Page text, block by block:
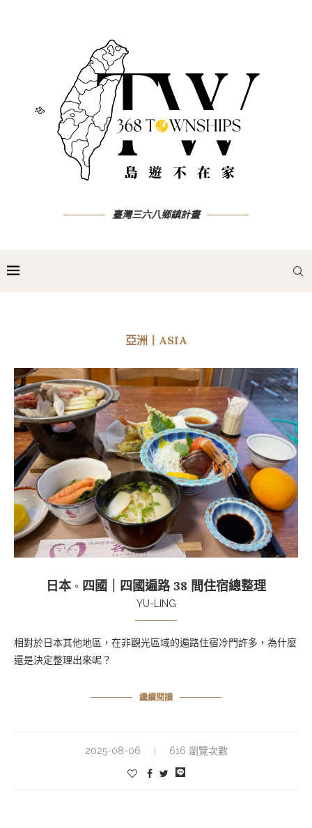
臺灣三六八鄉鎮計畫
亞洲丨ASIA
日本 ◦ 四國｜四國遍路 38 間住宿總整理
YU-LING
相對於日本其他地區，在非觀光區域的遍路住宿冷門許多，為什麼
還是決定整理出來呢？
繼續閱讀
2025-08-06 616 瀏覽次數